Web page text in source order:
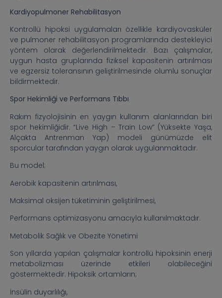
Kardiyopulmoner Rehabilitasyon
Kontrollü hipoksi uygulamaları özellikle kardiyovasküler
ve pulmoner rehabilitasyon programlarında destekleyici
yöntem olarak değerlendirilmektedir. Bazı çalışmalar,
uygun hasta gruplarında fiziksel kapasitenin artırılması
ve egzersiz toleransının geliştirilmesinde olumlu sonuçlar
bildirmektedir.
Spor Hekimliği ve Performans Tıbbı
Rakım fizyolojisinin en yaygın kullanım alanlarından biri
spor hekimliğidir. “Live High – Train Low” (Yüksekte Yaşa,
Alçakta Antrenman Yap) modeli günümüzde elit
sporcular tarafından yaygın olarak uygulanmaktadır.
Bu model;
Aerobik kapasitenin artırılması,
Maksimal oksijen tüketiminin geliştirilmesi,
Performans optimizasyonu amacıyla kullanılmaktadır.
Metabolik Sağlık ve Obezite Yönetimi
Son yıllarda yapılan çalışmalar kontrollü hipoksinin enerji
metabolizması üzerinde etkileri olabileceğini
göstermektedir. Hipoksik ortamların;
İnsülin duyarlılığı,